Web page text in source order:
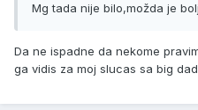
Mg tada nije bilo,možda je
Da ne ispadne da nekome
ga vidis za moj slucas sa big